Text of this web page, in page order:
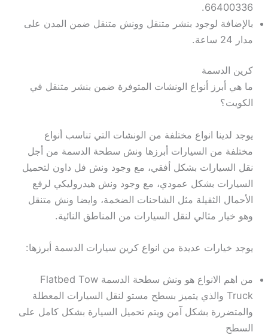
66400336.
بالإضافة لوجود بنشر متنقل وونش متنقل ضمن المدن على
مدار 24 ساعة.
كرين الدسمة
ما هي أبرز أنواع الونشات المتوفرة ضمن بنشر متنقل في
الكويت؟
يوجد لدينا انواع مختلفة من الونشات التي تناسب أنواع
مختلفة من السيارات أبرزها ونش سطحة الدسمة من أجل
نقل السيارات بشكل أفقي، مع وجود ونش فل داون لتحميل
السيارات بشكل عمودي، مع وجود ونش هيدروليكي لرفع
الأحمال الثقيلة مثل الشاحنات الضخمة، وايضا ونش متنقل
وهو خيار مثالي لنقل السيارات من المناطق النائية.
يوجد خيارات عديدة من انواع كرين سيارات الدسمة أبرزها:
من اهم الانواع هو ونش سطحة الدسمة Flatbed Tow
Truck والذي يتميز بسطح مستو لنقل السيارات المعطلة
والمتضررة بشكل آمن ويتم تحميل السيارة بشكل كامل على
السطح